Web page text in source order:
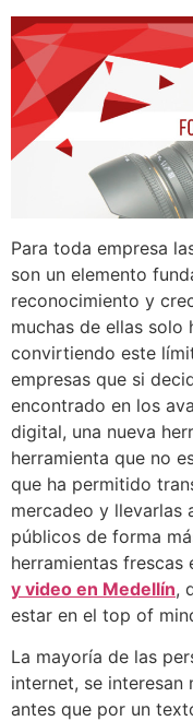
Para toda empresa
son un elemento
reconocimiento y
muchas de ellas solo
convirtiendo este
empresas que si
encontrado en los
digital, una nueva
herramienta que no
que ha permitido
mercadeo y llevarlas
públicos de forma
herramientas frescas
y video en Medellín,
estar en el top of
La mayoría de las
internet, se interesan
antes que por un